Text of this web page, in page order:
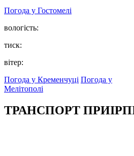
Погода у Гостомелі
вологість:
тиск:
вітер:
Погода у Кременчуці Погода у
Мелітополі
ТРАНСПОРТ